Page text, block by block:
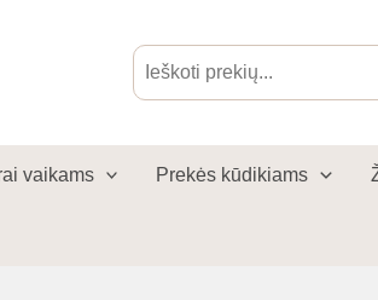
Products
search
vaikams Prekės kūdikiams